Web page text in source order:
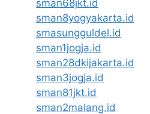
sman68jkt.id
sman8yogyakarta.id
smasungguldel.id
sman1jogja.id
sman28dkijakarta.id
sman3jogja.id
sman81jkt.id
sman2malang.id